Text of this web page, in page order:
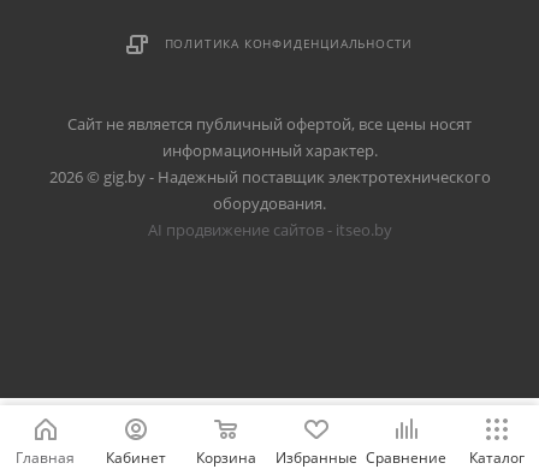
ПОЛИТИКА КОНФИДЕНЦИАЛЬНОСТИ
Сайт не является публичный офертой, все цены носят
информационный характер.
2026 © gig.by - Надежный поставщик электротехнического
оборудования.
AI продвижение сайтов - itseo.by
Главная Кабинет Корзина Избранные Сравнение Каталог